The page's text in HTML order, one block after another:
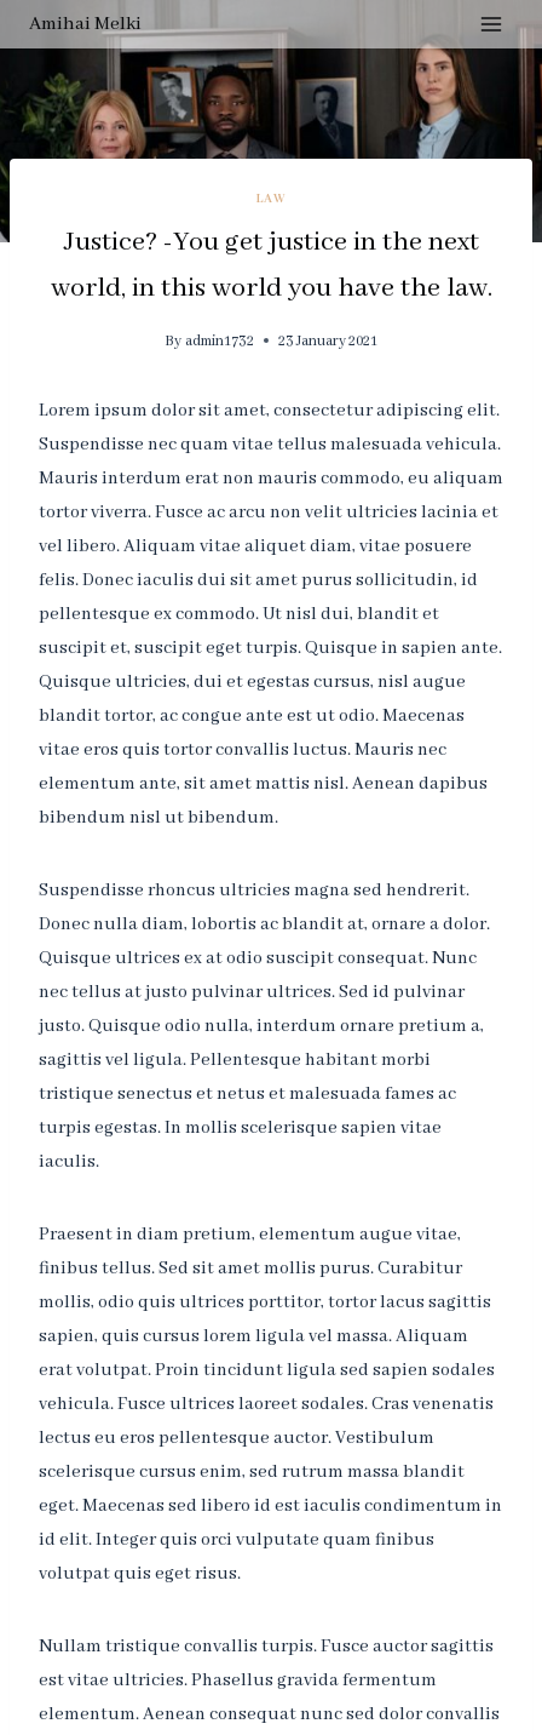
Skip
to
content
Amihai Melki
LAW
Justice? -You get justice in the next
world, in this world you have the law.
By admin1732 23 January 2021
Lorem ipsum dolor sit amet, consectetur adipiscing elit.
Suspendisse nec quam vitae tellus malesuada vehicula.
Mauris interdum erat non mauris commodo, eu aliquam
tortor viverra. Fusce ac arcu non velit ultricies lacinia et
vel libero. Aliquam vitae aliquet diam, vitae posuere
felis. Donec iaculis dui sit amet purus sollicitudin, id
pellentesque ex commodo. Ut nisl dui, blandit et
suscipit et, suscipit eget turpis. Quisque in sapien ante.
Quisque ultricies, dui et egestas cursus, nisl augue
blandit tortor, ac congue ante est ut odio. Maecenas
vitae eros quis tortor convallis luctus. Mauris nec
elementum ante, sit amet mattis nisl. Aenean dapibus
bibendum nisl ut bibendum.
Suspendisse rhoncus ultricies magna sed hendrerit.
Donec nulla diam, lobortis ac blandit at, ornare a dolor.
Quisque ultrices ex at odio suscipit consequat. Nunc
nec tellus at justo pulvinar ultrices. Sed id pulvinar
justo. Quisque odio nulla, interdum ornare pretium a,
sagittis vel ligula. Pellentesque habitant morbi
tristique senectus et netus et malesuada fames ac
turpis egestas. In mollis scelerisque sapien vitae
iaculis.
Praesent in diam pretium, elementum augue vitae,
finibus tellus. Sed sit amet mollis purus. Curabitur
mollis, odio quis ultrices porttitor, tortor lacus sagittis
sapien, quis cursus lorem ligula vel massa. Aliquam
erat volutpat. Proin tincidunt ligula sed sapien sodales
vehicula. Fusce ultrices laoreet sodales. Cras venenatis
lectus eu eros pellentesque auctor. Vestibulum
scelerisque cursus enim, sed rutrum massa blandit
eget. Maecenas sed libero id est iaculis condimentum in
id elit. Integer quis orci vulputate quam finibus
volutpat quis eget risus.
Nullam tristique convallis turpis. Fusce auctor sagittis
est vitae ultricies. Phasellus gravida fermentum
elementum. Aenean consequat nunc sed dolor convallis